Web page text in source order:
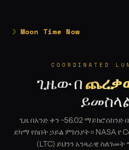
☽ Moon Time Now
COORDINATED
ጊዜው በ
ጊዜ በአንድ ቀን ~56.02
ደካማ የስበት ኃይል ምክንያት። NASA የ
(LTC) ይህንን አንጻራዊ